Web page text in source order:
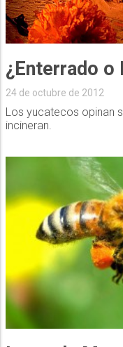
¿Enterrado o
24 de octubre de 2012
Los yucatecos opinan
incineran.